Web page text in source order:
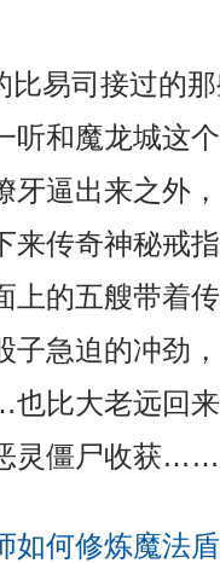
易司接过的
听和魔龙城这
牙逼出来之外
来传奇神秘戒
上的五艘带着
子急迫的冲劲
比大老远回
灵僵尸收获
如何修炼魔法盾